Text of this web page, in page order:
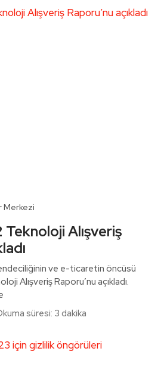
Merkezi
Alışveriş
ve e-ticaretin öncüsü
Alışveriş Raporu’nu açıkladı.
süresi: 3 dakika